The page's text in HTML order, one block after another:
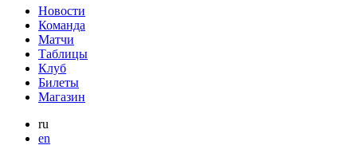
Новости
Команда
Матчи
Таблицы
Клуб
Билеты
Магазин
ru
en